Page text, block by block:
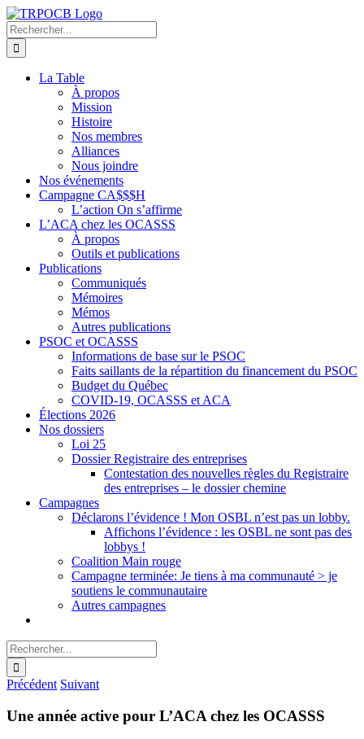
Passer
au
contenu
Rechercher:
La Table
À propos
Mission
Histoire
Nos membres
Alliances
Nous joindre
Nos événements
Campagne CA$$$H
L’action On s’affirme
L’ACA chez les OCASSS
À propos
Outils et publications
Publications
Communiqués
Mémoires
Mémos
Autres publications
PSOC et OCASSS
Informations de base sur le PSOC
Faits saillants de la répartition du financement du PSOC
Budget du Québec
COVID-19, OCASSS et ACA
Élections 2026
Nos dossiers
Loi 25
Dossier Registraire des entreprises
Contestation des nouvelles règles du Registraire
des entreprises – le dossier chemine
Campagnes
Déclarons l’évidence ! Mon OSBL n’est pas un lobby.
Affichons l’évidence : les OSBL ne sont pas des
lobbys !
Coalition Main rouge
Campagne terminée: Je tiens à ma communauté > je
soutiens le communautaire
Autres campagnes
Rechercher:
Précédent Suivant
Une année active pour L’ACA chez les OCASSS